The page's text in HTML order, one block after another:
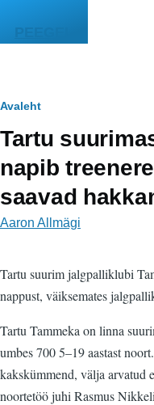
PEEGEL
Leivapuru
Avaleht
Tartu
napib
saavad
Aaron Allmägi
Tartu suurim jalgpalliklubi
nappust, väiksemates
Tartu Tammeka on linna
umbes 700 5–19 aastast
kakskümmend, välja arvatud
noortetöö juhi Rasmus